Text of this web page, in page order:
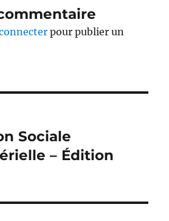
pour publier un
Sociale
– Édition